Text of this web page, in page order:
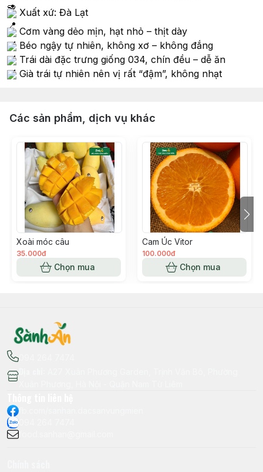
Xuất xứ: Đà Lạt
Cơm vàng dẻo mịn, hạt nhỏ – thịt dày
Béo ngậy tự nhiên, không xơ – không đắng
Trái dài đặc trưng giống 034, chín đều – dễ ăn
Già trái tự nhiên nên vị rất “đậm”, không nhạt
Các sản phẩm, dịch vụ khác
Xoài móc câu
35.000đ
Chọn mua
Cam Úc Vitor
100.000đ
Chọn mua